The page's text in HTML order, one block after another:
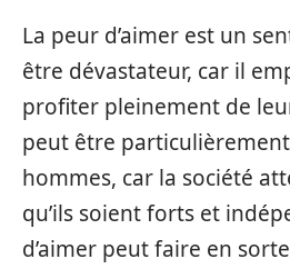
La peur d’aimer est un
être dévastateur, car il
profiter pleinement de
peut être
hommes, car la société
qu’ils soient forts et
d’aimer peut faire en